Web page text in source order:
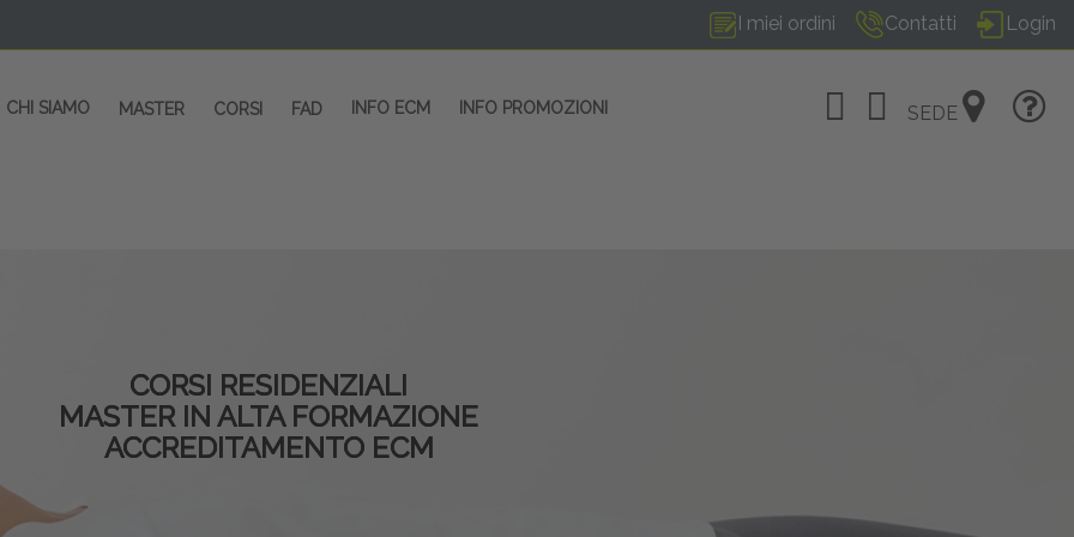
I miei ordini Contatti Login
CHI SIAMO MASTER CORSI FAD INFO ECM INFO PROMOZIONI SEDE
CORSI RESIDENZIALI
MASTER IN ALTA FORMAZIONE
ACCREDITAMENTO ECM